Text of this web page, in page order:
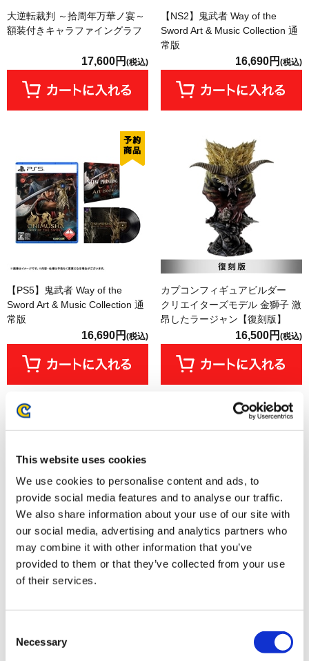
This website uses cookies
We use cookies to personalise content and ads, to
provide social media features and to analyse our traffic.
We also share information about your use of our site with
our social media, advertising and analytics partners who
may combine it with other information that you’ve
provided to them or that they’ve collected from your use
of their services.
Selection
Necessary
大逆転裁判 ～拾周年万華ノ宴～
額装付きキャラファイングラフ
17,600円 (税込)
【NS2】鬼武者 Way of the
Sword Art & Music Collection 通
常版
16,690円 (税込)
【PS5】鬼武者 Way of the
Sword Art & Music Collection 通
常版
16,690円 (税込)
カプコンフィギュアビルダー
クリエイターズモデル 金獅子 激
昂したラージャン【復刻版】
16,500円 (税込)
カプコンフィギュアビルダー
クリエイターズモデル キリン
16,500円(税込)
カプコンフィギュアビルダー
16,500円(税込)